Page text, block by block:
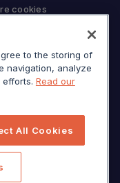
cookies
to the storing of
navigation, analyze
efforts. Read our
All Cookies